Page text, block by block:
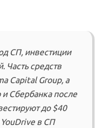
СП, инвестиции
Часть средств
Capital Group, а
Сбербанка после
до $40
в СП